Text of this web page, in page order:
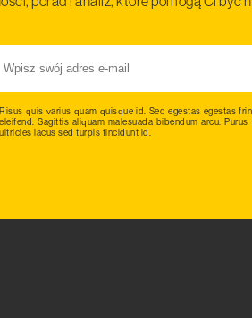
Risus quis varius quam quisque id. Sed egestas egestas
eleifend. Sagittis aliquam malesuada bibendum arcu.
ultricies lacus sed turpis tincidunt id.